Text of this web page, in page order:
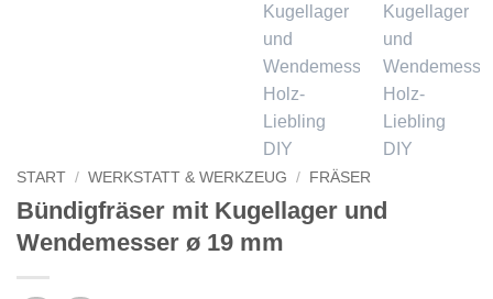
START / WERKSTATT & WERKZEUG / FRÄSER
Bündigfräser mit Kugellager und
Wendemesser ø 19 mm